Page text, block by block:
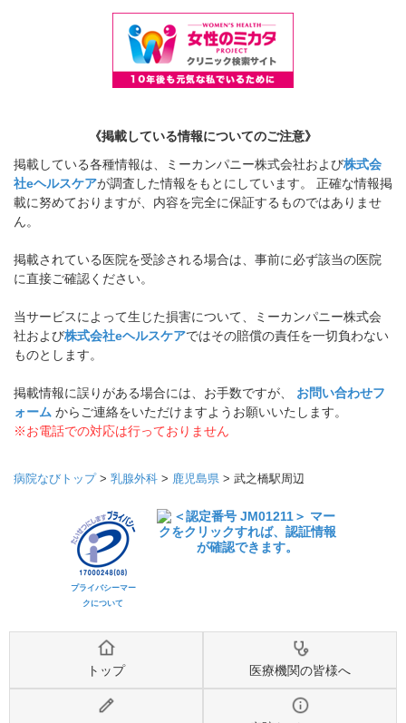
《掲載している情報についてのご注意》
掲載している各種情報は、ミーカンパニー株式会社および株式会
社eヘルスケアが調査した情報をもとにしています。 正確な情報掲
載に努めておりますが、内容を完全に保証するものではありませ
ん。
掲載されている医院を受診される場合は、事前に必ず該当の医院
に直接ご確認ください。
当サービスによって生じた損害について、ミーカンパニー株式会
社および株式会社eヘルスケアではその賠償の責任を一切負わない
ものとします。
掲載情報に誤りがある場合には、お手数ですが、 お問い合わせフ
ォーム からご連絡をいただけますようお願いいたします。
※お電話での対応は行っておりません
病院なびトップ> 乳腺外科 > 鹿児島県 > 武之橋駅周辺
プライバシーマー
クについて
トップ 医療機関の皆様へ